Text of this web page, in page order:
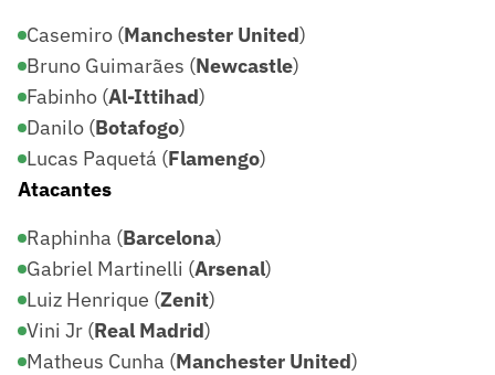
Casemiro (Manchester United)
Bruno Guimarães (Newcastle)
Fabinho (Al-Ittihad)
Danilo (Botafogo)
Lucas Paquetá (Flamengo)
Atacantes
Raphinha (Barcelona)
Gabriel Martinelli (Arsenal)
Luiz Henrique (Zenit)
Vini Jr (Real Madrid)
Matheus Cunha (Manchester United)